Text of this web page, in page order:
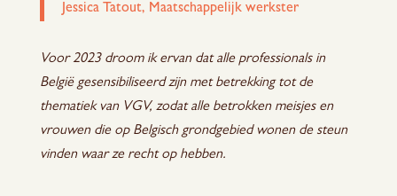
Jessica Tatout, Maatschappelijk werkster
Voor 2023 droom ik ervan dat alle professionals in
België gesensibiliseerd zijn met betrekking tot de
thematiek van VGV, zodat alle betrokken meisjes en
vrouwen die op Belgisch grondgebied wonen de steun
vinden waar ze recht op hebben.